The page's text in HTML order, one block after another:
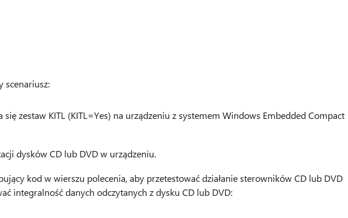
scenariusz:
się zestaw KITL (KITL=Yes) na urządzeniu z systemem Windows Embedded Compact
dysków CD lub DVD w urządzeniu.
kod w wierszu polecenia, aby przetestować działanie sterowników CD lub DVD
integralność danych odczytanych z dysku CD lub DVD: